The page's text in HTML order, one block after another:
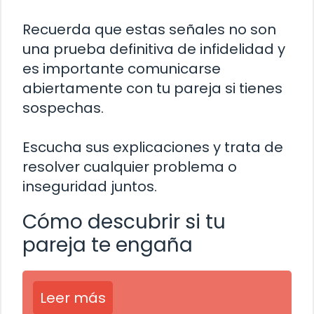
Recuerda que estas señales no son
una prueba definitiva de infidelidad y
es importante comunicarse
abiertamente con tu pareja si tienes
sospechas.
Escucha sus explicaciones y trata de
resolver cualquier problema o
inseguridad juntos.
Cómo descubrir si tu
pareja te engaña
Leer más